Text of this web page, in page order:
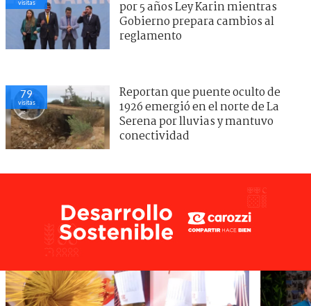
visitas
por 5 años Ley Karin mientras
Gobierno prepara cambios al
reglamento
79
visitas
Reportan que puente oculto de
1926 emergió en el norte de La
Serena por lluvias y mantuvo
conectividad